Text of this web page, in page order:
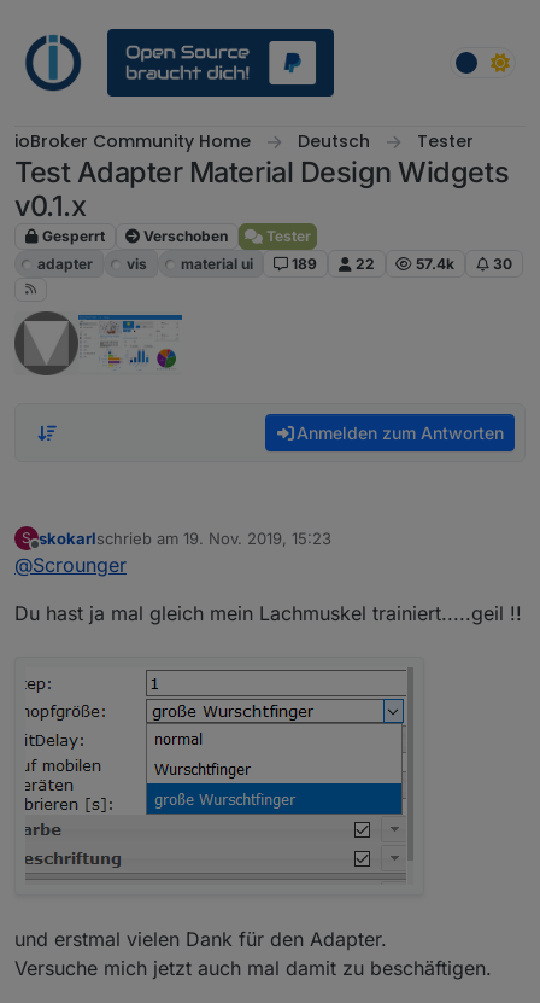
ioBroker Community Home Deutsch Tester
Test Adapter Material Design Widgets
v0.1.x
Gesperrt Verschoben
Tester
adapter
vis material ui 189 22 57.4k 30
Anmelden zum Antworten
S
Offline
skokarlschrieb am 19. Nov. 2019, 15:23
zuletzt editiert von
@Scrounger
Du hast ja mal gleich mein Lachmuskel trainiert.....geil !!
und erstmal vielen Dank für den Adapter.
Versuche mich jetzt auch mal damit zu beschäftigen.